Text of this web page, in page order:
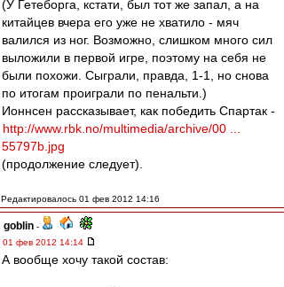
(У Гетеборга, кстати, был тот же запал, а на
китайцев вчера его уже не хватило - мяч
валился из ног. Возможно, слишком много сил
выложили в первой игре, поэтому на себя не
были похожи. Сыграли, правда, 1-1, но снова
по итогам проиграли по пенальти.)
Ионнсен рассказывает, как победить Спартак -
http://www.rbk.no/multimedia/archive/00 ...
55797b.jpg
(продолжение следует).
Редактировалось 01 фев 2012 14:16
goblin -
01 фев 2012 14:14
А вообще хочу такой состав: